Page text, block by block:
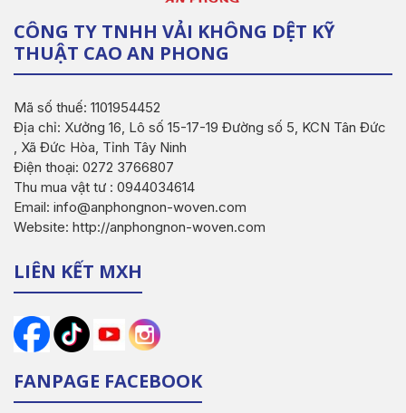
CÔNG TY TNHH VẢI KHÔNG DỆT KỸ
THUẬT CAO AN PHONG
Mã số thuế: 1101954452
Địa chỉ: Xưởng 16, Lô số 15-17-19 Đường số 5, KCN Tân Đức
, Xã Đức Hòa, Tỉnh Tây Ninh
Điện thoại: 0272 3766807
Thu mua vật tư : 0944034614
Email: info@anphongnon-woven.com
Website: http://anphongnon-woven.com
LIÊN KẾT MXH
FANPAGE FACEBOOK